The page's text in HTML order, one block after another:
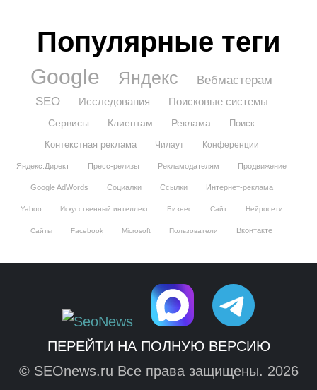
Популярные теги
Google Яндекс
Вебмастерам
SEO
Исследования Поисковые системы
Сервисы Клиентам Реклама
Поиск
Контекстная реклама
Чилаут Конференции
Яндекс.Директ Пресс-релизы Рекламодателям Продвижение
Google AdWords Социалки Ссылки Интернет-реклама
Yahoo Искусственный интеллект Бизнес Сайт Нейросети
Сайты Facebook Microsoft Пользователи Вконтакте
ПЕРЕЙТИ НА ПОЛНУЮ ВЕРСИЮ
© SEOnews.ru Все права защищены. 2026